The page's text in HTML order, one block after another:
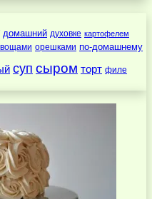
домашний духовке картофелем
орешками по-домашнему
суп сыром торт филе